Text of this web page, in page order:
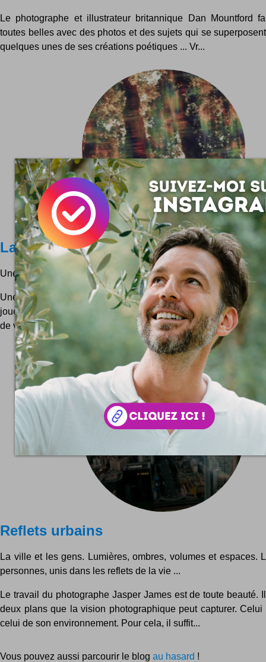
Le photographe et illustrateur britannique Dan Mountford
toutes belles avec des photos et des sujets qui se
quelques unes de ses créations poétiques ... Vr...
La vue en SHIFT
Une série photo toute pleine de flous ... artistiques !
Une belle réalisation signée Johnny Lucus ... Encore un
joue des reflets et en forêt s'il vous plaît ! L'astuce de l'artiste
de verres à réflexions ... Une...
Reflets urbains
La ville et les gens. Lumières, ombres, volumes et espaces.
personnes, unis dans les reflets de la vie ...
Le travail du photographe Jasper James est de toute beauté.
deux plans que la vision photographique peut capturer.
celui de son environnement. Pour cela, il suffit...
Vous pouvez aussi parcourir le blog au hasard !